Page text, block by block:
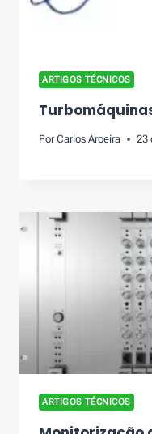
ARTIGOS TÉCNICOS
Por Carlos Aroeira 23
ARTIGOS TÉCNICOS